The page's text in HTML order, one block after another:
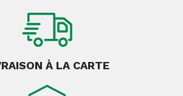
À LA CARTE